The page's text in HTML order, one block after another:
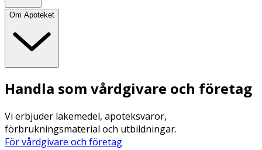
Om Apoteket
Handla som vårdgivare och företag
Vi erbjuder läkemedel, apoteksvaror,
förbrukningsmaterial och utbildningar.
För vårdgivare och företag